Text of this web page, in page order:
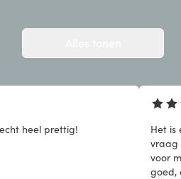
heel prettig!
Het is
vraag
voor
goed,